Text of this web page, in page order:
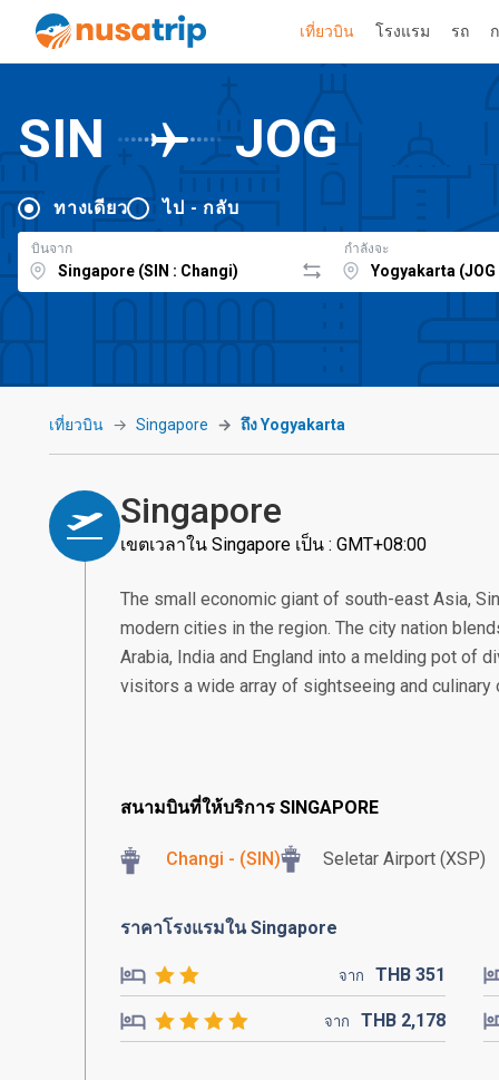
เที่ยวบิน โรงแรม รถ
SIN JOG
ทางเดียว ไป - กลับ
บินจาก กำลังจะ
เที่ยวบิน Singapore ถึง Yogyakarta
Singapore
เขตเวลาใน Singapore เป็น : GMT+08:00
The small economic giant of south-east Asia,
modern cities in the region. The city nation
Arabia, India and England into a melding pot of
visitors a wide array of sightseeing and
สนามบินที่ให้บริการ SINGAPORE
Changi - (SIN) Seletar Airport (XSP)
ราคาโรงแรมใน Singapore
จาก THB 351
จาก THB 2,178